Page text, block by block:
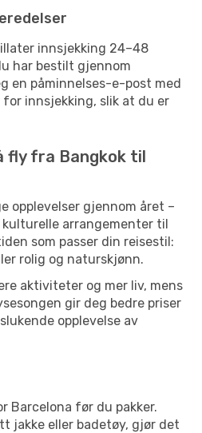
innsjekking 24–48
har bestilt gjennom
en påminnelses-e-post med
innsjekking, slik at du er
fly fra Bangkok til
opplevelser gjennom året –
arrangementer til
som passer din reisestil:
rolig og naturskjønn.
aktiviteter og mer liv, mens
gir deg bedre priser
opplevelse av
Barcelona før du pakker.
jakke eller badetøy, gjør det